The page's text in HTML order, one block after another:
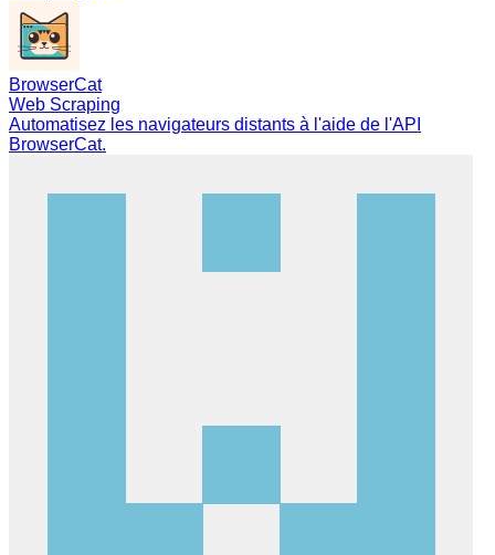
BrowserCat
Web Scraping
Automatisez les navigateurs distants à l'aide de l'API
BrowserCat.